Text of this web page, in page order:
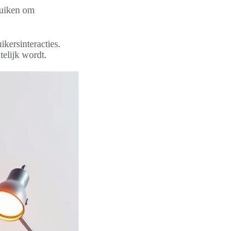
om
wordt.